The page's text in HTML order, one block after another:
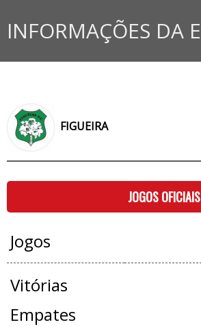
INFORMAÇÕES DA
FIGUEIRA
JOGOS OFICIAIS
Jogos
Vitórias
Empates